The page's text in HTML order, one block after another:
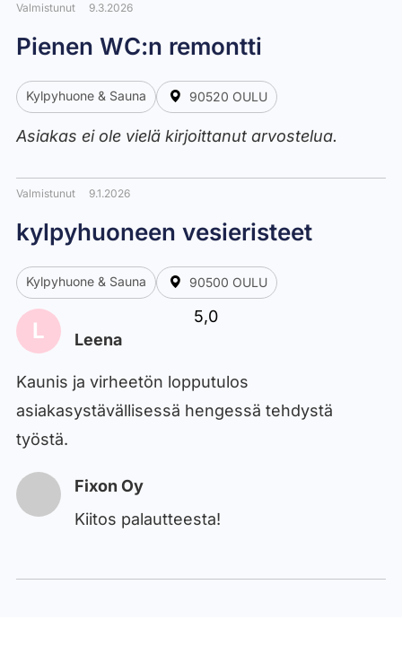
Valmistunut 9.3.2026
Pienen WC:n remontti
Kylpyhuone & Sauna 90520 OULU
Asiakas ei ole vielä kirjoittanut arvostelua.
Valmistunut 9.1.2026
kylpyhuoneen vesieristeet
Kylpyhuone & Sauna 90500 OULU
L
5,0
Leena
Kaunis ja virheetön lopputulos
asiakasystävällisessä hengessä tehdystä
työstä.
Fixon Oy
Kiitos palautteesta!